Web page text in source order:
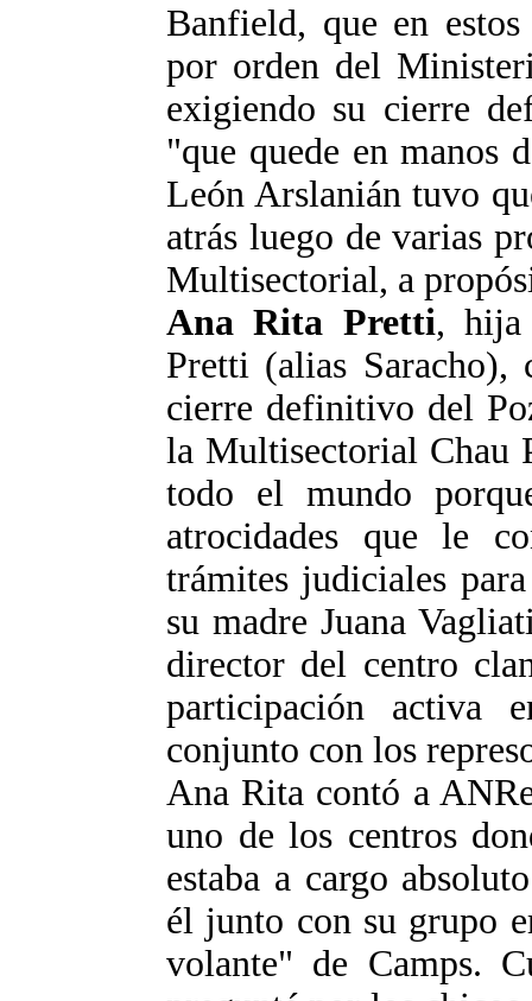
Banfield, que en
por orden del
exigiendo su cierre
"que quede en manos
León Arslanián tuvo
atrás luego de varias
Multisectorial, a
Ana Rita Pretti, hija
Pretti (alias
cierre definitivo del
la Multisectorial Chau
todo el mundo
atrocidades que le
trámites judiciales
su madre Juana
director del centro
participación activa
conjunto con los
Ana Rita contó a
uno de los centros
estaba a cargo
él junto con su grupo
volante" de Camps.